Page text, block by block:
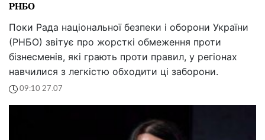
РНБО
Поки Рада національної безпеки і оборони України
(РНБО) звітує про жорсткі обмеження проти
бізнесменів, які грають проти правил, у регіонах
навчилися з легкістю обходити ці заборони.
09:10 27.07